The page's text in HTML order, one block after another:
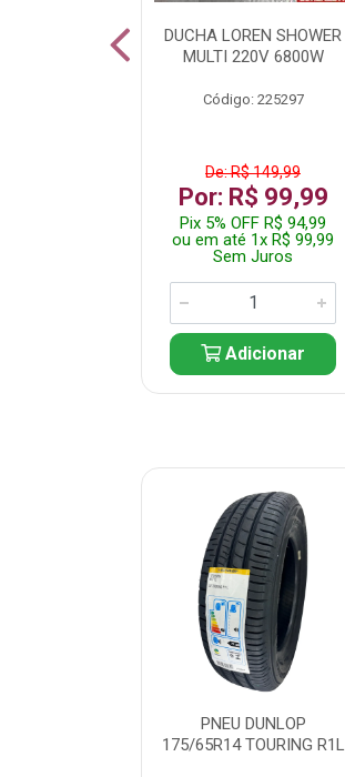
DUCHA LOREN SHOWER
MULTI 220V 6800W
Código: 225297
De: R$ 149,99
Por: R$ 99,99
Pix 5% OFF R$ 94,99
ou em até 1x R$ 99,99
Sem Juros
Adicionar
PNEU DUNLOP
175/65R14 TOURING R1L